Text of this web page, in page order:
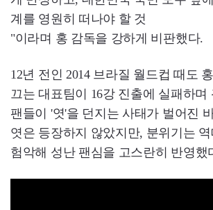
계를 영원히 떠나야 할 것
"이라며 홍 감독을 강하게 비판했다.
12년 전인 2014 브라질 월드컵 때도
끄는 대표팀이 16강 진출에 실패하며
팬들이 '엿'을 던지는 사태가 벌어진
엿은 등장하지 않았지만, 분위기는
험악해 성난 팬심을 고스란히 반영했